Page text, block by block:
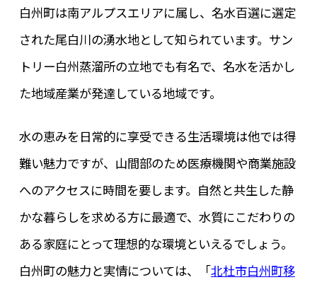
白州町は南アルプスエリアに属し、名水百選に選定
された尾白川の湧水地として知られています。サン
トリー白州蒸溜所の立地でも有名で、名水を活かし
た地域産業が発達している地域です。
水の恵みを日常的に享受できる生活環境は他では得
難い魅力ですが、山間部のため医療機関や商業施設
へのアクセスに時間を要します。自然と共生した静
かな暮らしを求める方に最適で、水質にこだわりの
ある家庭にとって理想的な環境といえるでしょう。
白州町の魅力と実情については、「北杜市白州町移